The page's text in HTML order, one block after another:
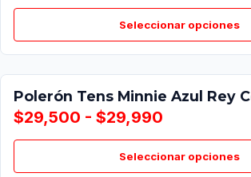
Seleccionar opciones
Polerón Tens Minnie Azul Rey
$29,500 - $29,990
Seleccionar opciones